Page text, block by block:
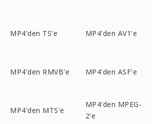
MP4'den TS'e MP4'den AV1'e
MP4'den RMVB'e MP4'den ASF'e
MP4'den MTS'e
MP4'den MPEG-
2'e